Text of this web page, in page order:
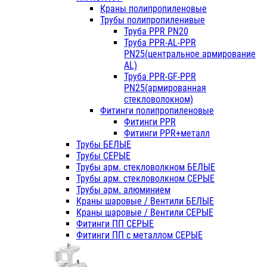
Краны полипропиленовые
Трубы полипропиленивые
Труба PPR PN20
Труба PPR-AL-PPR
PN25(центральное армирование
AL)
Труба PPR-GF-PPR
PN25(армированная
стекловолокном)
Фитинги полипропиленовые
Фитинги PPR
Фитинги PPR+металл
Трубы БЕЛЫЕ
Трубы СЕРЫЕ
Трубы арм. стекловолкном БЕЛЫЕ
Трубы арм. стекловолкном СЕРЫЕ
Трубы арм. алюминием
Краны шаровые / Вентили БЕЛЫЕ
Краны шаровые / Вентили СЕРЫЕ
Фитинги ПП СЕРЫЕ
Фитинги ПП с металлом СЕРЫЕ